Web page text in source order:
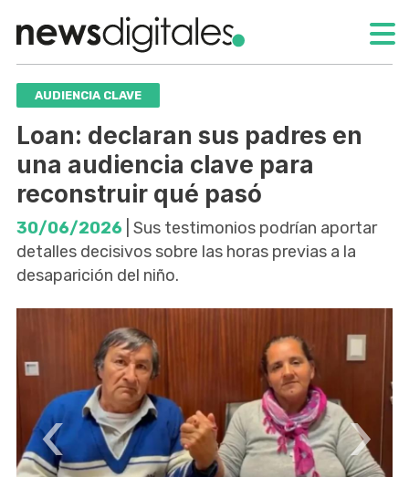
AUDIENCIA CLAVE
Loan: declaran sus padres en
una audiencia clave para
reconstruir qué pasó
30/06/2026 | Sus testimonios podrían aportar
detalles decisivos sobre las horas previas a la
desaparición del niño.
‹ ›